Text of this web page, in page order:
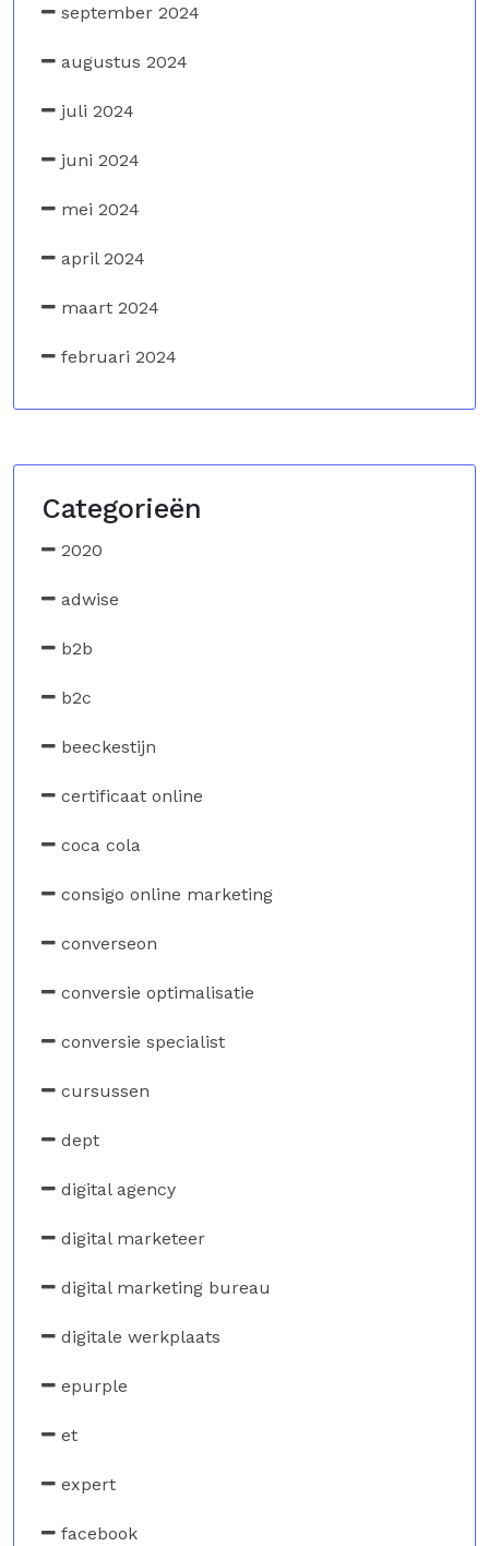
september 2024
augustus 2024
juli 2024
juni 2024
mei 2024
april 2024
maart 2024
februari 2024
Categorieën
2020
adwise
b2b
b2c
beeckestijn
certificaat online
coca cola
consigo online marketing
converseon
conversie optimalisatie
conversie specialist
cursussen
dept
digital agency
digital marketeer
digital marketing bureau
digitale werkplaats
epurple
et
expert
facebook